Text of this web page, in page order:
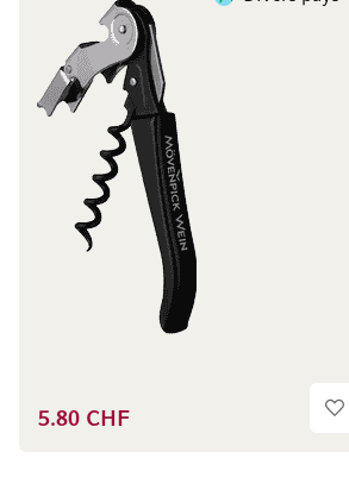
5.80 CHF